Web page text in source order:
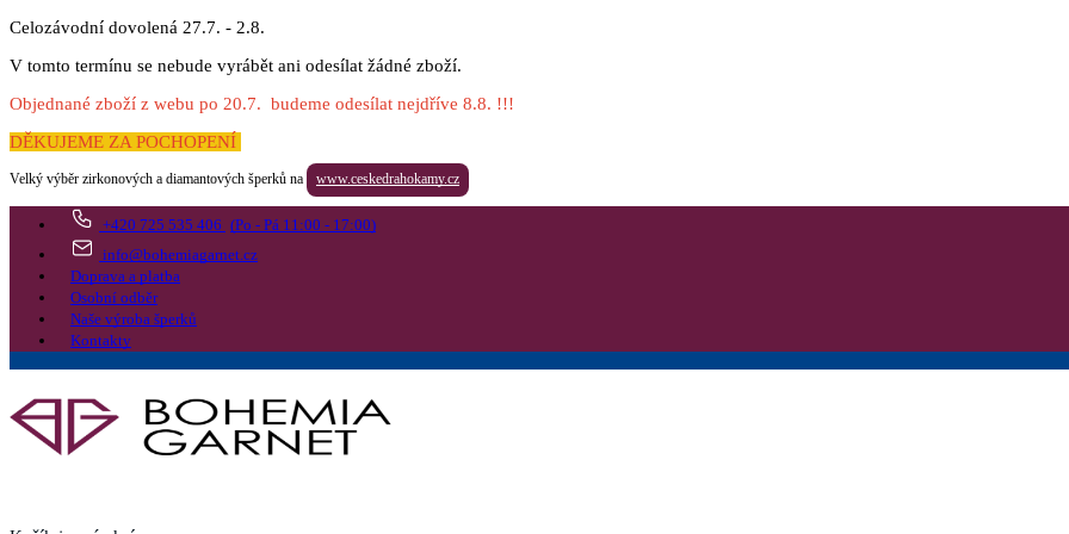
Celozávodní dovolená 27.7. - 2.8.
V tomto termínu se nebude vyrábět ani odesílat žádné zboží.
Objednané zboží z webu po 20.7. budeme odesílat nejdříve 8.8. !!!
DĚKUJEME ZA POCHOPENÍ
Velký výběr zirkonových a diamantových šperků na www.ceskedrahokamy.cz
+420 725 535 406 (Po - Pá 11:00 - 17:00)
info@bohemiagarnet.cz
Doprava a platba
Osobní odběr
Naše výroba šperků
Kontakty